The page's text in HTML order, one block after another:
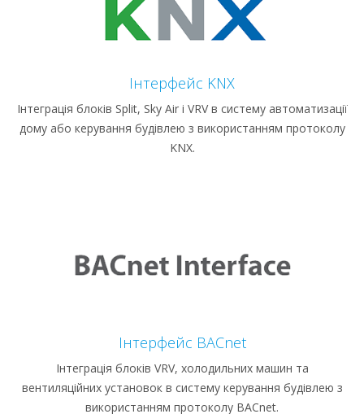
Інтерфейс KNX
Інтеграція блоків Split, Sky Air і VRV в систему автоматизації
дому або керування будівлею з використанням протоколу
KNX.
Інтерфейс BACnet
Інтеграція блоків VRV, холодильних машин та
вентиляційних установок в систему керування будівлею з
використанням протоколу BACnet.